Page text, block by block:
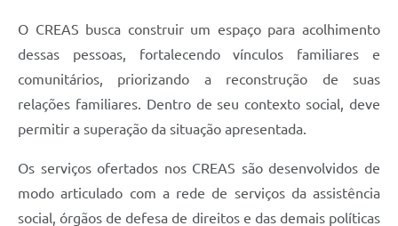
O CREAS busca construir um espaço para acolhimento
dessas pessoas, fortalecendo vínculos familiares e
comunitários, priorizando a reconstrução de suas
relações familiares. Dentro de seu contexto social, deve
permitir a superação da situação apresentada.
Os serviços ofertados nos CREAS são desenvolvidos de
modo articulado com a rede de serviços da assistência
social, órgãos de defesa de direitos e das demais políticas